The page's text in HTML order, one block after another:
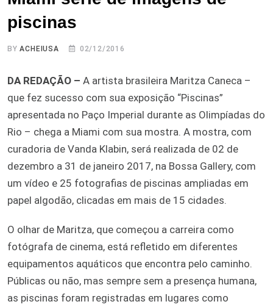
piscinas
BYACHEIUSA 02/12/2016
DA REDAÇÃO – A artista brasileira Maritza Caneca –
que fez sucesso com sua exposição “Piscinas”
apresentada no Paço Imperial durante as Olimpíadas do
Rio – chega a Miami com sua mostra. A mostra, com
curadoria de Vanda Klabin, será realizada de 02 de
dezembro a 31 de janeiro 2017, na Bossa Gallery, com
um vídeo e 25 fotografias de piscinas ampliadas em
papel algodão, clicadas em mais de 15 cidades.
O olhar de Maritza, que começou a carreira como
fotógrafa de cinema, está refletido em diferentes
equipamentos aquáticos que encontra pelo caminho.
Públicas ou não, mas sempre sem a presença humana,
as piscinas foram registradas em lugares como